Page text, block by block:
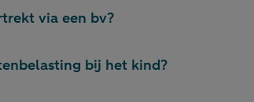
via een bv?
bij het kind?